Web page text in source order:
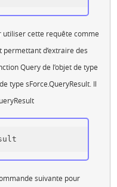
utiliser cette requête comme
permettant d’extraire des
Query de l’objet de type
type sForce.QueryResult. Il
suivante pour